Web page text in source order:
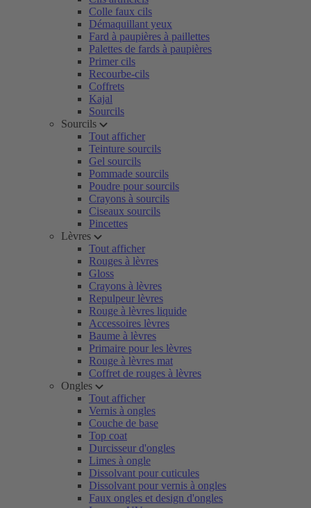
Colle faux cils
Démaquillant yeux
Fard à paupières à paillettes
Palettes de fards à paupières
Primer cils
Recourbe-cils
Coffrets
Kajal
Sourcils
Sourcils
Tout afficher
Teinture sourcils
Gel sourcils
Pommade sourcils
Poudre pour sourcils
Crayons à sourcils
Ciseaux sourcils
Pincettes
Lèvres
Tout afficher
Rouges à lèvres
Gloss
Crayons à lèvres
Repulpeur lèvres
Rouge à lèvres liquide
Accessoires lèvres
Baume à lèvres
Primaire pour les lèvres
Rouge à lèvres mat
Coffret de rouges à lèvres
Ongles
Tout afficher
Vernis à ongles
Couche de base
Top coat
Durcisseur d'ongles
Limes à ongle
Dissolvant pour cuticules
Dissolvant pour vernis à ongles
Faux ongles et design d'ongles